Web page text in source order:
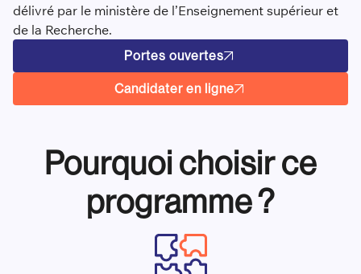
délivré par le ministère de l’Enseignement supérieur et
de la Recherche.
Portes ouvertes
Candidater en ligne
Pourquoi choisir ce
programme ?